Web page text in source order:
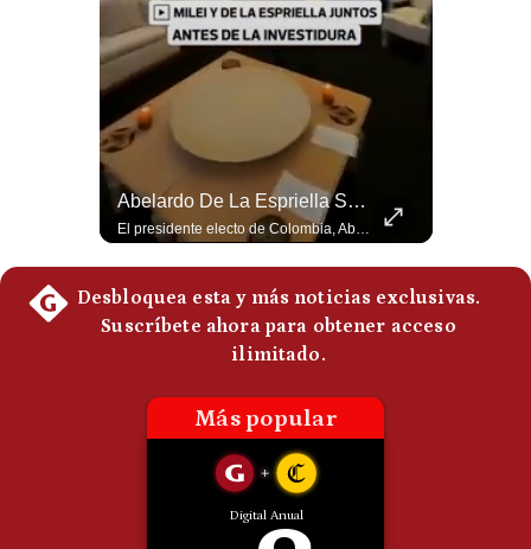
Privacidad
Abelardo De La Espriella Se Reúne Con Javier Milei En Cali | Gestión Mundo
El presidente electo de Colombia, Abelardo de la Espriella, sostuvo una reunión bilateral en Cali con el mandatario argentino Javier Milei. El encuentro se dio pocas horas antes de la ceremonia de investidura presidencial para el periodo 2026-2030, marcando el inicio de una nueva alianza estratégica regional. #DeLaEspriella #JavierMilei #Colombia #Argentina #PoliticaLatina #Shorts 👉 Suscríbete y activa la campana para no perderte nuestro análisis diario. 🌎 Síguenos en nuestras redes sociales: 📌 Web oficial: https://gestion.pe/mundo/ 📌 LinkedIn: http://bit.ly/3HYIET0 📌 X (Twitter): http://bit.ly/4noZtX9 📌 TikTok: http://bit.ly/4evB6TO